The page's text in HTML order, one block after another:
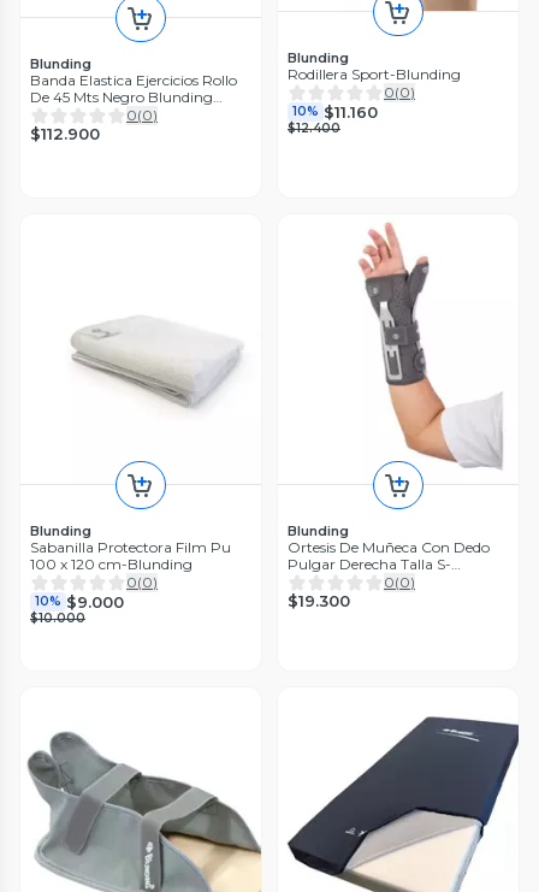
Blunding
Banda Elastica Ejercicios Rollo
De 45 Mts Negro Blunding
Negro
0(0)
$112.900
Blunding
Rodillera Sport-Blunding
0(0)
10% $11.160
$12.400
Blunding
Sabanilla Protectora Film Pu
100 x 120 cm-Blunding
0(0)
10% $9.000
$10.000
Blunding
Ortesis De Muñeca Con Dedo
Pulgar Derecha Talla S-
Blunding
0(0)
$19.300